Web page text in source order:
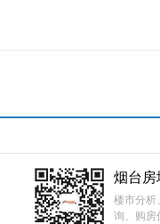
烟台房
楼市分析
询、购房